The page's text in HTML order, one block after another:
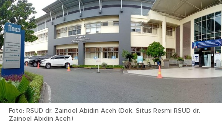
Foto: RSUD dr. Zainoel Abidin Aceh (Dok. Situs Resmi RSUD dr.
Zainoel Abidin Aceh)